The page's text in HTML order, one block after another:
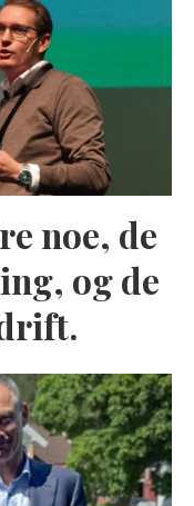
noe, de
og de